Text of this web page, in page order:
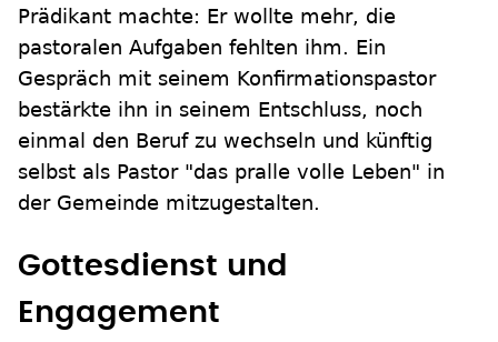
Prädikant machte: Er wollte mehr, die
pastoralen Aufgaben fehlten ihm. Ein
Gespräch mit seinem Konfirmationspastor
bestärkte ihn in seinem Entschluss, noch
einmal den Beruf zu wechseln und künftig
selbst als Pastor "das pralle volle Leben" in
der Gemeinde mitzugestalten.
Gottesdienst und
Engagement